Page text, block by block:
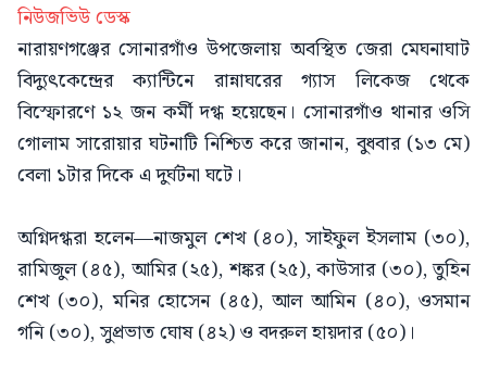
নিউজভিউ ডেস্ক
নারায়ণগঞ্জের সোনারগাঁও উপজেলায় অবস্থিত জেরা মেঘনাঘাট
বিদ্যুৎকেন্দ্রের ক্যান্টিনে রান্নাঘরের গ্যাস লিকেজ থেকে
বিস্ফোরণে ১২ জন কর্মী দগ্ধ হয়েছেন। সোনারগাঁও থানার ওসি
গোলাম সারোয়ার ঘটনাটি নিশ্চিত করে জানান, বুধবার (১৩ মে)
বেলা ১টার দিকে এ দুর্ঘটনা ঘটে।
অগ্নিদগ্ধরা হলেন—নাজমুল শেখ (৪০), সাইফুল ইসলাম (৩০),
রামিজুল (৪৫), আমির (২৫), শঙ্কর (২৫), কাউসার (৩০), তুহিন
শেখ (৩০), মনির হোসেন (৪৫), আল আমিন (৪০), ওসমান
গনি (৩০), সুপ্রভাত ঘোষ (৪২) ও বদরুল হায়দার (৫০)।